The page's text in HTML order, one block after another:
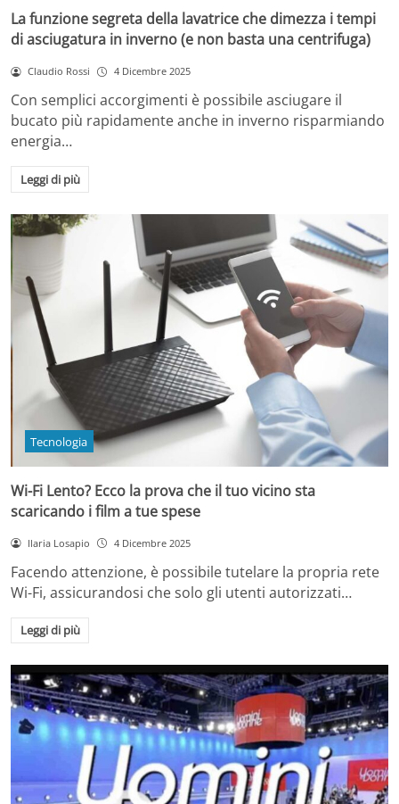
La funzione segreta della lavatrice che dimezza i tempi
di asciugatura in inverno (e non basta una centrifuga)
Claudio Rossi 4 Dicembre 2025
Con semplici accorgimenti è possibile asciugare il
bucato più rapidamente anche in inverno risparmiando
energia…
Leggi di più
Tecnologia
Wi-Fi Lento? Ecco la prova che il tuo vicino sta
scaricando i film a tue spese
Ilaria Losapio 4 Dicembre 2025
Facendo attenzione, è possibile tutelare la propria rete
Wi-Fi, assicurandosi che solo gli utenti autorizzati…
Leggi di più